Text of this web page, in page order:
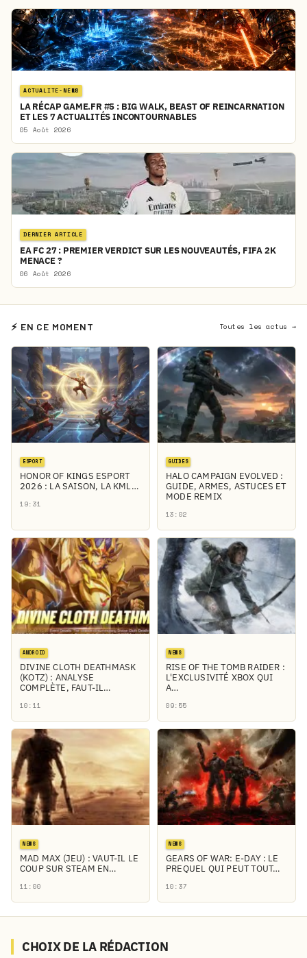
ACTUALITE-NEWS
LA RÉCAP GAME.FR #5 : BIG WALK, BEAST OF REINCARNATION
ET LES 7 ACTUALITÉS INCONTOURNABLES
05 Août 2026
DERNIER ARTICLE
EA FC 27 : PREMIER VERDICT SUR LES NOUVEAUTÉS, FIFA 2K
MENACE ?
06 Août 2026
⚡ EN CE MOMENT Toutes les actus →
ESPORT
HONOR OF KINGS ESPORT
2026 : LA SAISON, LA KML…
19:31
GUIDES
HALO CAMPAIGN EVOLVED :
GUIDE, ARMES, ASTUCES ET
MODE REMIX
13:02
ANDROID
DIVINE CLOTH DEATHMASK
(KOTZ) : ANALYSE
COMPLÈTE, FAUT-IL…
10:11
NEWS
RISE OF THE TOMB RAIDER :
L'EXCLUSIVITÉ XBOX QUI
A…
09:55
NEWS
MAD MAX (JEU) : VAUT-IL LE
COUP SUR STEAM EN…
11:00
NEWS
GEARS OF WAR: E-DAY : LE
PREQUEL QUI PEUT TOUT…
10:37
CHOIX DE LA RÉDACTION